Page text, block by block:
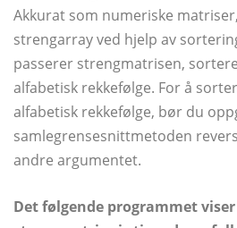
Akkurat som numeriske
strengarray ved hjelp av
passerer strengmatrisen,
alfabetisk rekkefølge. For å
alfabetisk rekkefølge, bør du
samlegrensesnittmetoden
andre argumentet.
Det følgende programmet